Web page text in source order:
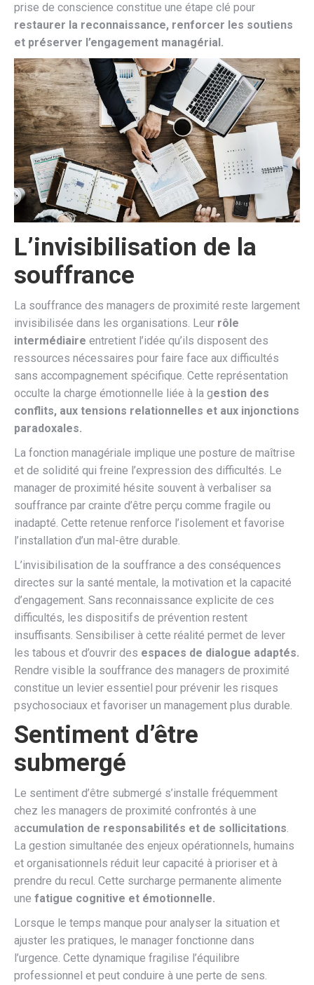
prise de conscience constitue une étape clé pour
restaurer la reconnaissance, renforcer les soutiens
et préserver l’engagement managérial.
L’invisibilisation de la
souffrance
La souffrance des managers de proximité reste largement
invisibilisée dans les organisations. Leur rôle
intermédiaire entretient l’idée qu’ils disposent des
ressources nécessaires pour faire face aux difficultés
sans accompagnement spécifique. Cette représentation
occulte la charge émotionnelle liée à la gestion des
conflits, aux tensions relationnelles et aux injonctions
paradoxales.
La fonction managériale implique une posture de maîtrise
et de solidité qui freine l’expression des difficultés. Le
manager de proximité hésite souvent à verbaliser sa
souffrance par crainte d’être perçu comme fragile ou
inadapté. Cette retenue renforce l’isolement et favorise
l’installation d’un mal-être durable.
L’invisibilisation de la souffrance a des conséquences
directes sur la santé mentale, la motivation et la capacité
d’engagement. Sans reconnaissance explicite de ces
difficultés, les dispositifs de prévention restent
insuffisants. Sensibiliser à cette réalité permet de lever
les tabous et d’ouvrir des espaces de dialogue adaptés.
Rendre visible la souffrance des managers de proximité
constitue un levier essentiel pour prévenir les risques
psychosociaux et favoriser un management plus durable.
Sentiment d’être
submergé
Le sentiment d’être submergé s’installe fréquemment
chez les managers de proximité confrontés à une
accumulation de responsabilités et de sollicitations
La gestion simultanée des enjeux opérationnels, humains
et organisationnels réduit leur capacité à prioriser et à
prendre du recul. Cette surcharge permanente alimente
une fatigue cognitive et émotionnelle.
Lorsque le temps manque pour analyser la situation et
ajuster les pratiques, le manager fonctionne dans
l’urgence. Cette dynamique fragilise l’équilibre
professionnel et peut conduire à une perte de sens.